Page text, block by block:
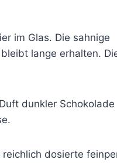
im Glas. Die sahnige
lange erhalten.
dunkler Schokolade
dosierte